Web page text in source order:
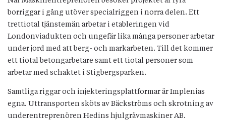
borriggar i gång utöver specialriggen i norra delen. Ett
trettiotal tjänstemän arbetar i etableringen vid
Londonviadukten och ungefär lika många personer arbetar
under jord med att berg- och markarbeten. Till det kommer
ett tiotal betongarbetare samt ett tiotal personer som
arbetar med schaktet i Stigbergsparken.
Samtliga riggar och injekteringsplattformar är Implenias
egna. Uttransporten sköts av Bäckströms och skrotning av
underentreprenören Hedins hjulgrävmaskiner AB.